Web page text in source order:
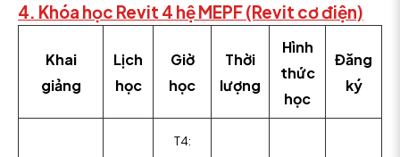
4. Khóa học Revit 4 hệ MEPF (Revit cơ điện)
Khai
giảng
Lịch
học
Giờ
học
Thời
lượng
Hình
thức
học
Đăng
ký
T4: